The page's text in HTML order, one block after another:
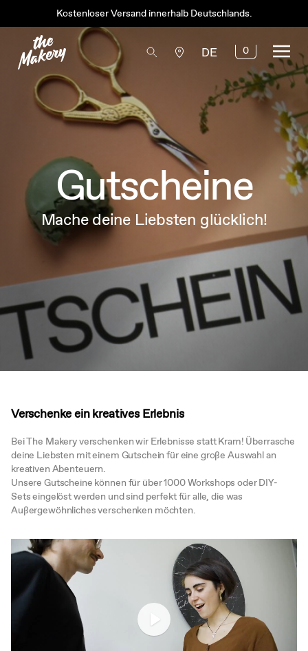
Kostenloser Versand innerhalb Deutschlands.
DE 0
Gutscheine
Mache deine Liebsten glücklich!
Verschenke ein kreatives Erlebnis
Bei The Makery verschenken wir Erlebnisse statt Kram! Überrasche
deine Liebsten mit einem Gutschein für eine große Auswahl an
kreativen Abenteuern.
Unsere Gutscheine können für über 1000 Workshops oder DIY-
Sets eingelöst werden und sind perfekt für alle, die was
Außergewöhnliches verschenken möchten.
Play